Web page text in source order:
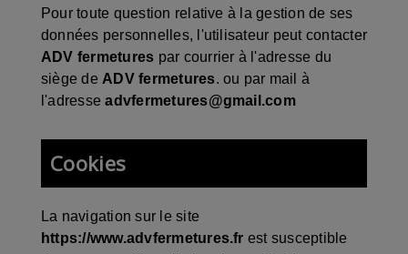
Pour toute question relative à la gestion de ses
données personnelles, l'utilisateur peut contacter
ADV fermetures par courrier à l'adresse du
siège de ADV fermetures. ou par mail à
l'adresseadvfermetures@gmail.com
Cookies
La navigation sur le site
https://www.advfermetures.fr est susceptible